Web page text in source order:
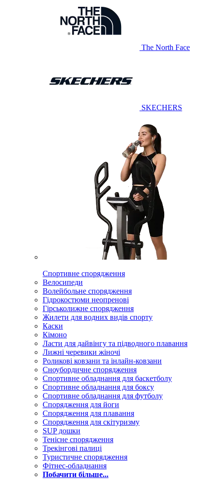
The North Face
SKECHERS
Спортивне спорядження
Велосипеди
Волейбольне спорядження
Гідрокостюми неопренові
Гірськолижне спорядження
Жилети для водних видів спорту
Каски
Кімоно
Ласти для дайвінгу та підводного плавання
Лижні черевики жіночі
Роликові ковзани та інлайн-ковзани
Сноубордичне спорядження
Спортивне обладнання для баскетболу
Спортивне обладнання для боксу
Спортивне обладнання для футболу
Спорядження для йоги
Спорядження для плавання
Спорядження для скітуризму
SUP дошки
Тенісне спорядження
Трекінгові палиці
Туристичне спорядження
Фітнес-обладнання
Побачити більше...